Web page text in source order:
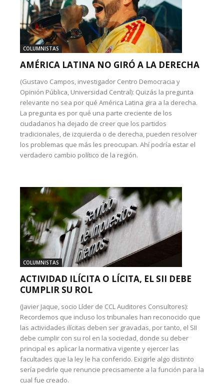
COLUMNISTAS
AMÉRICA LATINA NO GIRÓ A LA DERECHA
(Gustavo Campos, investigador Centro Democracia y
Opinión Pública, Universidad Central): Quizás la pregunta
relevante no sea por qué América Latina gira a la derecha.
La pregunta es por qué una parte creciente de los
ciudadanos ha dejado de creer que los partidos
tradicionales, de izquierda o de derecha, pueden resolver
los problemas que más les preocupan. Ahí podría estar el
verdadero cambio político de la región.
COLUMNISTAS
ACTIVIDAD ILÍCITA O LÍCITA, EL SII DEBE
CUMPLIR SU ROL
(Javier Jaque, socio Líder de CCL Auditores Consultores):
Recordemos que incluso los tribunales han reconocido que
las actividades ilícitas deben ser gravadas, por tanto, el SII
debe cumplir con su rol en la sociedad, donde su deber
principal es aplicar la normativa vigente y ejercer las
facultades que la ley le ha conferido. Exigirle algo distinto
sería pedirle que renuncie precisamente a la función para la
cual fue creado.